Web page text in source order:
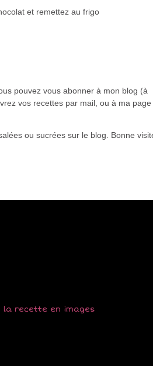
et remettez au frigo
pouvez vous abonner à mon blog (à
vos recettes par mail, ou à ma page
ou sucrées sur le blog. Bonne